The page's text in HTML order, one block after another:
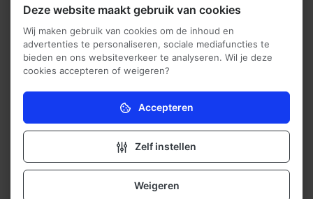
Deze website maakt gebruik van cookies
Wij maken gebruik van cookies om de inhoud en
advertenties te personaliseren, sociale mediafuncties te
bieden en ons websiteverkeer te analyseren. Wil je deze
cookies accepteren of weigeren?
Noodzakelijk (verplicht)
Zonder deze cookies kan de website niet naar
Analytisch
Deze cookies helpen ons (anoniem) te begrijpen hoe
onze bezoekers de website gebruiken.
Accepteren
Zelf instellen
Weigeren